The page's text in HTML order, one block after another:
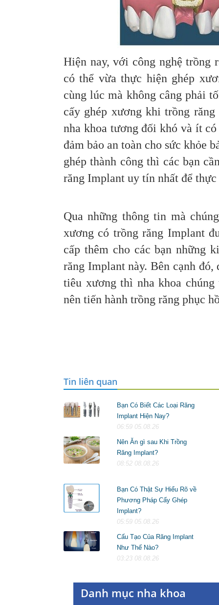
Hiện nay, với công nghệ trồng
có thể vừa thực hiện ghép
cùng lúc mà không câng phải
cấy ghép xương khi trồng
nha khoa tương đối khó và ít
đảm bảo an toàn cho sức khỏe
ghép thành công thì các bạn
răng Implant uy tín nhất để
Qua những thông tin mà
xương có trồng răng Implant
cấp thêm cho các bạn những
răng Implant này. Bên cạnh
tiêu xương thì nha khoa
nên tiến hành trồng răng phục
Tin liên quan
Bạn Có Biết Các Loại Răng
Implant Hiện Nay?
06:59 05.08.26
Nên Ăn gì sau Khi Trồng
Răng Implant?
08:52 08.08.26
Bạn Có Thật Sự Hiểu Rõ về
Phương Pháp Cấy Ghép
Implant?
05:59 05.08.26
Cấu Tạo Của Răng Implant
Như Thế Nào?
03:23 08.08.26
Danh mục nha khoa